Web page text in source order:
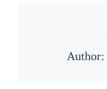
Author: